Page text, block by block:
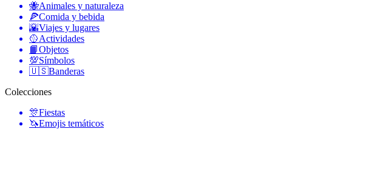
🐝Animales y naturaleza
🍕Comida y bebida
🌇Viajes y lugares
🥎Actividades
📙Objetos
💯Símbolos
🇺🇸Banderas
Colecciones
🎊Fiestas
🦄Emojis temáticos